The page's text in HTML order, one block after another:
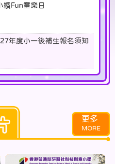
繽Fun童樂日
年度小一後補生報名須知
更多